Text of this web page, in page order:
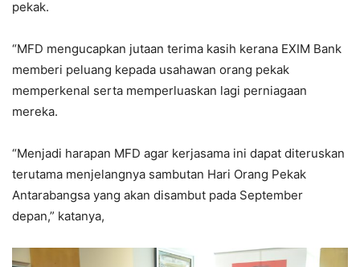
pekak.
“MFD mengucapkan jutaan terima kasih kerana EXIM Bank
memberi peluang kepada usahawan orang pekak
memperkenal serta memperluaskan lagi perniagaan
mereka.
“Menjadi harapan MFD agar kerjasama ini dapat diteruskan
terutama menjelangnya sambutan Hari Orang Pekak
Antarabangsa yang akan disambut pada September
depan,” katanya,